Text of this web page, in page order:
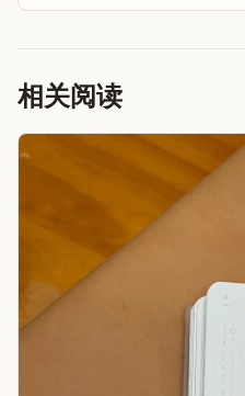
相关阅读